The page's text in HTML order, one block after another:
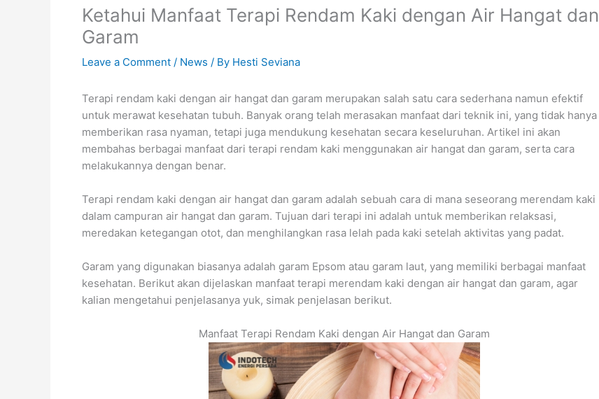
Ketahui Manfaat Terapi Rendam Kaki dengan Air Hangat dan
Garam
Leave a Comment / News / By Hesti Seviana
Terapi rendam kaki dengan air hangat dan garam merupakan salah satu cara sederhana namun efektif
untuk merawat kesehatan tubuh. Banyak orang telah merasakan manfaat dari teknik ini, yang tidak hanya
memberikan rasa nyaman, tetapi juga mendukung kesehatan secara keseluruhan. Artikel ini akan
membahas berbagai manfaat dari terapi rendam kaki menggunakan air hangat dan garam, serta cara
melakukannya dengan benar.
Terapi rendam kaki dengan air hangat dan garam adalah sebuah cara di mana seseorang merendam kaki
dalam campuran air hangat dan garam. Tujuan dari terapi ini adalah untuk memberikan relaksasi,
meredakan ketegangan otot, dan menghilangkan rasa lelah pada kaki setelah aktivitas yang padat.
Garam yang digunakan biasanya adalah garam Epsom atau garam laut, yang memiliki berbagai manfaat
kesehatan. Berikut akan dijelaskan manfaat terapi merendam kaki dengan air hangat dan garam, agar
kalian mengetahui penjelasanya yuk, simak penjelasan berikut.
Manfaat Terapi Rendam Kaki dengan Air Hangat dan Garam